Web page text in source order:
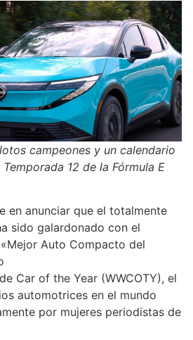
campeones y un calendario
12 de la Fórmula E
en anunciar que el totalmente
sido galardonado con el
Auto Compacto del
Car of the Year (WWCOTY), el
automotrices en el mundo
por mujeres periodistas de